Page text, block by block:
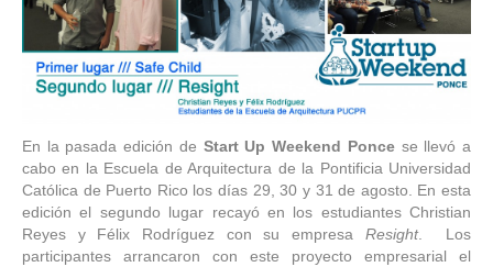
En la pasada edición de Start Up Weekend Poncese llevó a
cabo en la Escuela de Arquitectura de la Pontificia Universidad
Católica de Puerto Rico los días 29, 30 y 31 de agosto. En esta
edición el segundo lugar recayó en los estudiantes Christian
Reyes y Félix Rodríguez con su empresa Resight. Los
participantes arrancaron con este proyecto empresarial el